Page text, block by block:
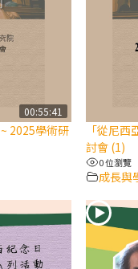
00:55:41
2025學術研
「從尼
討會 (1)
0 位瀏覽
成長與